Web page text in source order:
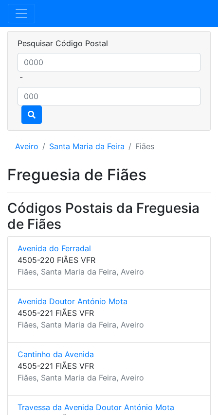
Pesquisar Código Postal
-
Aveiro Santa Maria da Feira Fiães
Freguesia de Fiães
Códigos Postais da Freguesia
de Fiães
Avenida do Ferradal
4505-220 FIÃES VFR
Fiães, Santa Maria da Feira, Aveiro
Avenida Doutor António Mota
4505-221 FIÃES VFR
Fiães, Santa Maria da Feira, Aveiro
Cantinho da Avenida
4505-221 FIÃES VFR
Fiães, Santa Maria da Feira, Aveiro
Travessa da Avenida Doutor António Mota